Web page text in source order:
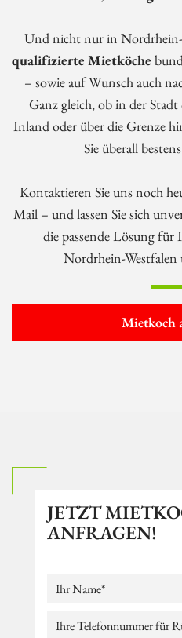
Und nicht nur in
qualifizierte Mietköche
– sowie auf Wunsch auch
Ganz gleich, ob in der
Inland oder über die Grenze
Sie überall
Kontaktieren Sie uns noch
Mail – und lassen Sie sich
die passende Lösung
Nordrhein-Westfalen
Mietkoch
JETZT
ANFRAGEN!